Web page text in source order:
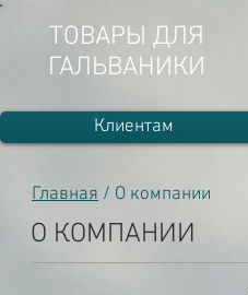
Главная / О компании
О КОМПАНИИ
ТОВАРЫ ДЛЯ
ГАЛЬВАНИКИ
Клиентам